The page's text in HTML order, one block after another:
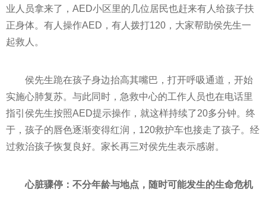
业人员拿来了，AED小区里的几位居民也赶来有人给孩子扶
正身体。有人操作AED，有人拨打120，大家帮助侯先生一
起救人。
侯先生跪在孩子身边抬高其嘴巴，打开呼吸通道，开始
实施心肺复苏。与此同时，急救中心的工作人员也在电话里
指引侯先生按照AED提示操作，就这样持续了20多分钟。终
于，孩子的唇色逐渐变得红润，120救护车也接走了孩子。经
过救治孩子恢复良好。家长再三对侯先生表示感谢。
心脏骤停：不分年龄与地点，随时可能发生的生命危机